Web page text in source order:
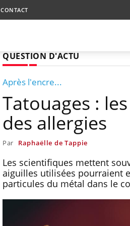
CONTACT
QUESTION D'ACTU
Après l'encre...
Tatouages :
des allergies
Par Raphaëlle de Tappie
Les scientifiques mettent
aiguilles utilisées pourraient
particules du métal dans le